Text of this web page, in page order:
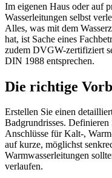
Im eigenen Haus oder auf
Wasserleitungen selbst
Alles, was mit dem
hat, ist Sache eines
zudem DVGW-zertifiziert
DIN 1988 entsprechen.
Die richtige
Erstellen Sie einen
Badgrundrisses.
Anschlüsse für Kalt-,
auf kurze, möglichst
Warmwasserleitungen
verlaufen.